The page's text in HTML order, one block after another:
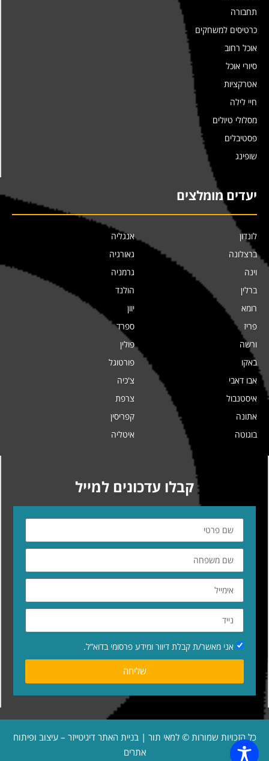
תחבורה
כרטיסים למשחקים
אוכל רחוב
סיורי אוכל
אטרקציות
חיי לילה
מסלולי טיולים
פסטיבלים
שופינג
יעדים מומלצים
לונדון
ברצלונה
וינה
ברלין
רומא
פריז
ורשה
באקו
אבו דאבי
איסטנבול
אתונה
בוגוטה
אנגליה
גאורגיה
גרמניה
הולנד
יוון
ספרד
פולין
פורטוגל
צ'כיה
צרפת
קפריסין
איטליה
קבלו עדכונים למייל
אני מאשר/ת קבלת דיוור ומידע פרסומי בדוא”ל.
שליחה
כל הזכויות שמורות © למאי תור | בניית האתר דיגיטייזר – עיצוב ופיתוח
אתרים